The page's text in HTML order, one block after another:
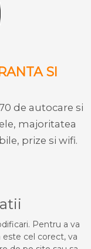
SI
de autocare si
majoritatea
prize si wifi.
Pentru a va
este cel corect, va